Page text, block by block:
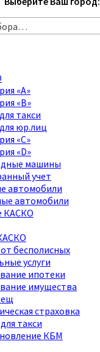
«A»
«B»
такси
юр.лиц
«C»
«D»
машины
учет
автомобили
автомобили
КАСКО
бесполисных
услуги
ипотеки
имущества
страховка
такси
КБМ